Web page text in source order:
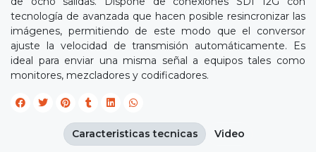
tecnología de avanzada que hacen posible resincronizar las
imágenes, permitiendo de este modo que el conversor
ajuste la velocidad de transmisión automáticamente. Es
ideal para enviar una misma señal a equipos tales como
monitores, mezcladores y codificadores.
Caracteristicas tecnicas Video